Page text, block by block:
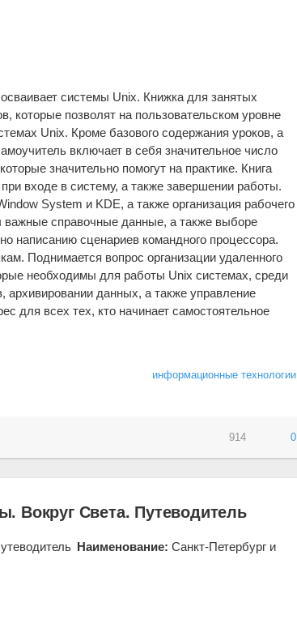
системы Unix. Книжка для занятых
которые позволят на пользовательском уровне
Unix. Кроме базового содержания уроков, а
включает в себя значительное число
значительно помогут на практике. Книга
входе в систему, а также завершении работы.
System и KDE, а также организация рабочего
важные справочные данные, а также выборе
написанию сценариев командного процессора.
Поднимается вопрос организации удаленного
необходимы для работы Unix системах, среди
архивировании данных, а также управление
для всех тех, кто начинает самостоятельное
информационные технологии
914 0
Вокруг Света. Путеводитель
Наименование: Санкт-Петербург и